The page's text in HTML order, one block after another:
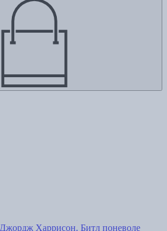
Джордж Харрисон. Битл поневоле